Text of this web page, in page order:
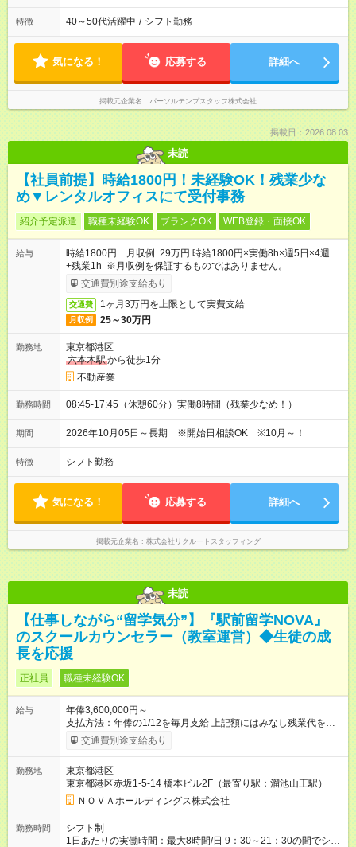
特徴 40～50代活躍中 / シフト勤務
気になる！ 応募する 詳細へ
掲載元企業名 パーソルテンプスタッフ株式会社
掲載日：2026.08.03
未読
【社員前提】時給1800円！未経験OK！残業少な
め▼レンタルオフィスにて受付事務
紹介予定派遣 職種未経験OK ブランクOK WEB登録・面接OK
給与
時給1800円 月収例 29万円 時給1800円×実働8h×週5日×4週
+残業1h ※月収例を保証するものではありません。
交通費別途支給あり
交通費 1ヶ月3万円を上限として実費支給
月収例 25～30万円
勤務地
東京都港区
六本木駅から徒歩1分
不動産業
勤務時間 08:45-17:45（休憩60分）実働8時間（残業少なめ！）
期間 2026年10月05日～長期 ※開始日相談OK ※10月～！
特徴 シフト勤務
気になる！ 応募する 詳細へ
掲載元企業名 株式会社リクルートスタッフィング
未読
【仕事しながら“留学気分”】『駅前留学NOVA』
のスクールカウンセラー（教室運営）◆生徒の成
長を応援
正社員 職種未経験OK
給与
年俸3,600,000円～
支払方法：年俸の1/12を毎月支給 上記額にはみなし残業代を含
みます。※超過分は全額支給いたします。 みなし残業代 30,000
円／月 みなし残業時間 15時間／月 ★頑張りが収入に直結！イン
ど、成果に応じて年2回インセンティブを支給します。一般職の
社員が、半期で20～30万円のインセンティブを手にした実績
も。頑張りが目に見える形で収入に還元されるため、高いモチ
ベーションで仕事に取り組めます。 ★毎月チャンスあり！スピ
ーディな昇格。 ―――――――――――― 年1回の査定に加
え、毎月、現場の管理職が優秀な人材を役員に推薦する制度が
交通費別途支給あり
勤務地
東京都港区
東京都港区赤坂1-5-14 橋本ビル2F（最寄り駅：溜池山王駅）
ＮＯＶＡホールディングス株式会社
勤務時間
シフト制
1日あたりの実働時間：最大8時間/日 9：30～21：30の間でシフ